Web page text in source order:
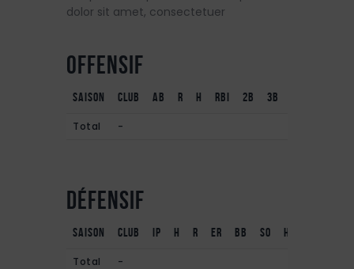
dolor sit amet, consectetuer
Offensif
Saison Club AB R H RBI 2B 3B
Total -
Défensif
Saison Club IP H R ER BB SO HR
Total -